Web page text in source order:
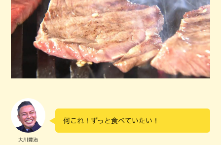
大川豊治
何これ！ずっと食べていたい！